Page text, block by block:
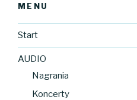
MENU
Start
AUDIO
Nagrania
Koncerty